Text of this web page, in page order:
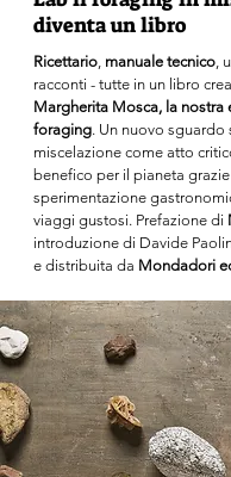
diventa un libro
Ricettario, manuale tecnico,
racconti - tutte in un libro
Margherita Mosca, la nostra
foraging. Un nuovo sguardo
miscelazione come atto
benefico per il pianeta grazie
sperimentazione
viaggi gustosi. Prefazione di
introduzione di Davide
e distribuita da Mondadori